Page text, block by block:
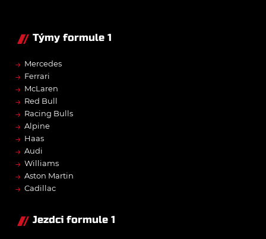
Týmy formule 1
→ Mercedes
→ Ferrari
→ McLaren
→ Red Bull
→ Racing Bulls
→ Alpine
→ Haas
→ Audi
→ Williams
→ Aston Martin
→ Cadillac
Jezdci formule 1